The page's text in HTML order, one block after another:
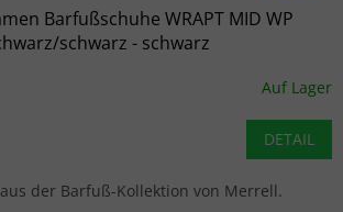
Barfußschuhe WRAPT MID WP
schwarz - schwarz
Auf Lager
DETAIL
der Barfuß-Kollektion von Merrell.